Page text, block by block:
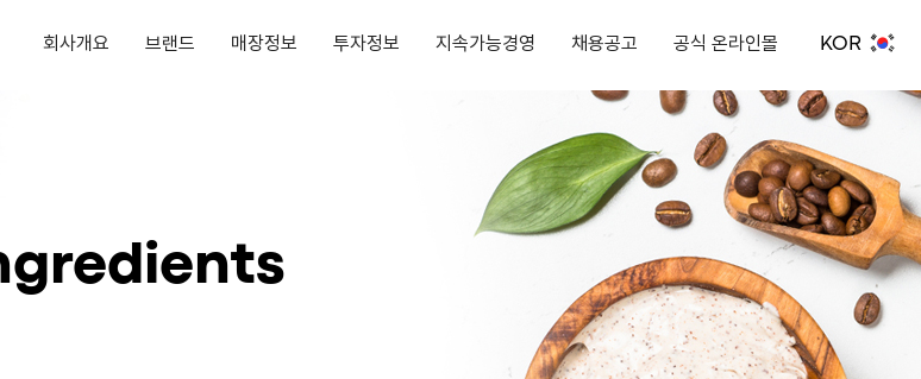
회사개요 브랜드 매장정보 투자정보 지속가능경영 채용공고 공식 온라인몰 KOR